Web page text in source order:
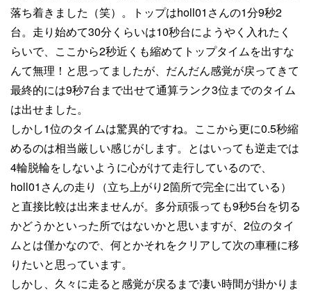
落ち着きました（笑）。トップはholl01さんの1分9秒2
台。走り始めて30分くらいは10秒台にようやく入れたく
らいで、ここから2秒近くも縮めてトップタイムを出すな
んて無理！と思ってましたが、だんだん感覚が戻ってきて
最終的には9秒7台まで出せて通算ランク3位までのタイム
は出せました。
しかし1位のタイムは驚異的ですね。ここから更に0.5秒縮
めるのは相当厳しい感じがします。とはいっても逆走では
4輪脱輪をしないように心がけて走行しているので、
holl01さんの走り（立ち上がり2箇所で完全に出ている）
と直接比較は出来ませんが。多分頑張っても9秒5台を切る
かどうかといった所ではないかと思いますが、2位のタイ
ムとは僅かなので、何とかそれをクリアして次の車種に移
りたいと思っています。
しかし、久々に走ると感覚が戻るまで凄い時間が掛かりま